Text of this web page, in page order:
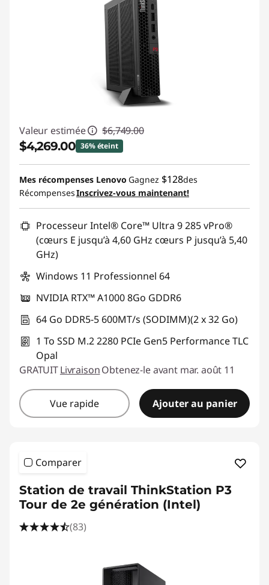
Valeur estimée $6,749.00
$4,269.00 36% éteint
Économies instantanées :-$2,480.00
Promo price: Max 5 units per order
Mes récompenses Lenovo Gagnez $128des
RécompensesInscrivez-vous maintenant!
Processeur Intel® Core™ Ultra 9 285 vPro®
(cœurs E jusqu’à 4,60 GHz cœurs P jusqu’à 5,40
GHz)
Windows 11 Professionnel 64
NVIDIA RTX™ A1000 8Go GDDR6
64 Go DDR5-5 600MT/s (SODIMM)(2 x 32 Go)
1 To SSD M.2 2280 PCIe Gen5 Performance TLC
Opal
GRATUITLivraisonObtenez-le avant mar. août 11
Vue rapide Ajouter au panier
Comparer
Station de travail ThinkStation P3
Tour de 2e génération (Intel)
(83)